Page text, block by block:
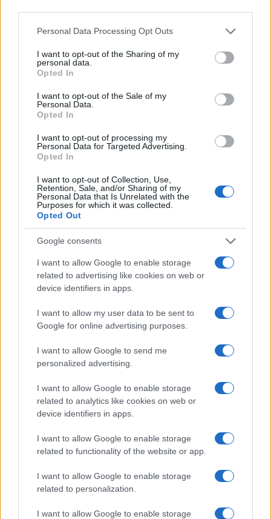
Please note that this website/app uses one or more Google
not limited to your visit or usage behaviour. You may click to
grant or deny consent to Google and its third-party tags to
use your data for below specified purposes in below Google
consent section.
Personal Data Processing Opt Outs
I want to opt-out of the Sharing of my
personal data.
Opted In
I want to opt-out of the Sale of my
Personal Data.
Opted In
I want to opt-out of processing my
Personal Data for Targeted Advertising.
Opted In
I want to opt-out of Collection, Use,
Retention, Sale, and/or Sharing of my
Personal Data that Is Unrelated with the
Purposes for which it was collected.
Opted Out
Google consents
I want to allow Google to enable storage
related to advertising like cookies on web or
device identifiers in apps.
I want to allow my user data to be sent to
Google for online advertising purposes.
I want to allow Google to send me
personalized advertising.
I want to allow Google to enable storage
related to analytics like cookies on web or
device identifiers in apps.
I want to allow Google to enable storage
related to functionality of the website or app.
I want to allow Google to enable storage
related to personalization.
I want to allow Google to enable storage
NECROLOGIE
Paolo Pinna
Martina Agostina Diturco
I nostri cari
Giovannimaria Cabras